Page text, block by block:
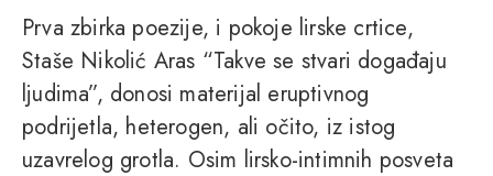
Prva zbirka poezije, i pokoje lirske crtice,
Staše Nikolić Aras “Takve se stvari događaju
ljudima”, donosi materijal eruptivnog
podrijetla, heterogen, ali očito, iz istog
uzavrelog grotla. Osim lirsko-intimnih posveta